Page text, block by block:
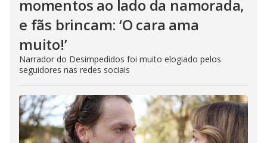
momentos ao lado da namorada,
e fãs brincam: ‘O cara ama
muito!’
Narrador do Desimpedidos foi muito elogiado pelos
seguidores nas redes sociais